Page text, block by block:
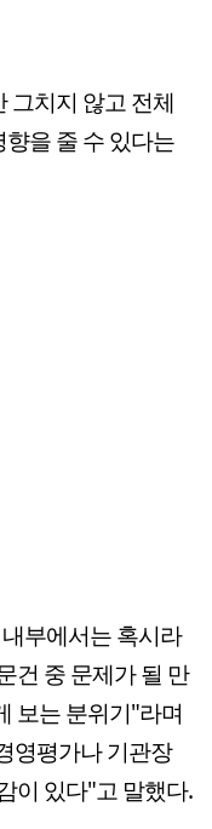
그치지 않고 전체
을 줄 수 있다는
부에서는 혹시라
건 중 문제가 될 만
보는 분위기"라며
영평가나 기관장
이 있다"고 말했다.